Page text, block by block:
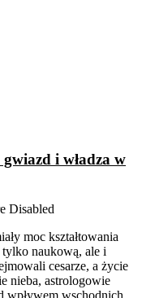
i władza w
Disabled
moc kształtowania
naukową, ale i
cesarze, a życie
nieba, astrologowie
wpływem wschodnich